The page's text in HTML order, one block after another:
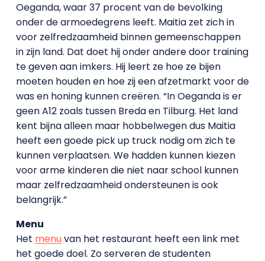
Oeganda, waar 37 procent van de bevolking
onder de armoedegrens leeft. Maitia zet zich in
voor zelfredzaamheid binnen gemeenschappen
in zijn land. Dat doet hij onder andere door training
te geven aan imkers. Hij leert ze hoe ze bijen
moeten houden en hoe zij een afzetmarkt voor de
was en honing kunnen creëren. “In Oeganda is er
geen A12 zoals tussen Breda en Tilburg. Het land
kent bijna alleen maar hobbelwegen dus Maitia
heeft een goede pick up truck nodig om zich te
kunnen verplaatsen. We hadden kunnen kiezen
voor arme kinderen die niet naar school kunnen
maar zelfredzaamheid ondersteunen is ook
belangrijk.”
Menu
Het menuvan het restaurant heeft een link met
het goede doel. Zo serveren de studenten